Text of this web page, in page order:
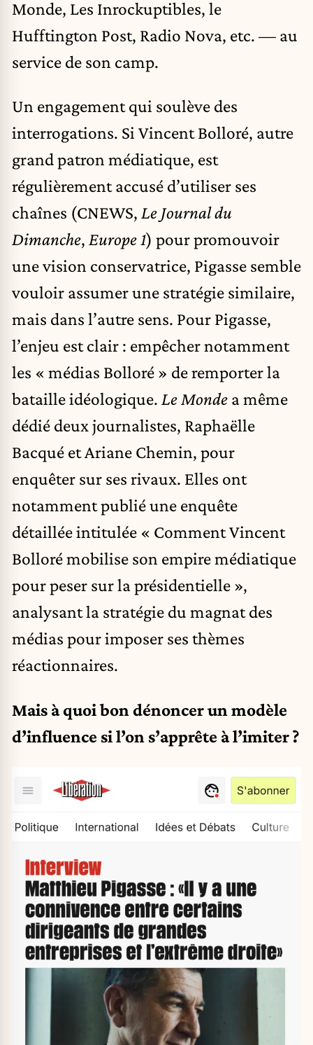
Monde, Les Inrockuptibles, le
Hufftington Post, Radio Nova, etc. — au
service de son camp.
Un engagement qui soulève des
interrogations. Si Vincent Bolloré, autre
grand patron médiatique, est
régulièrement accusé d’utiliser ses
chaînes (CNEWS, Le Journal du
Dimanche, Europe 1) pour promouvoir
une vision conservatrice, Pigasse semble
vouloir assumer une stratégie similaire,
mais dans l’autre sens. Pour Pigasse,
l’enjeu est clair : empêcher notamment
les « médias Bolloré » de remporter la
bataille idéologique. Le Monde a même
dédié deux journalistes, Raphaëlle
Bacqué et Ariane Chemin, pour
enquêter sur ses rivaux. Elles ont
notamment publié une enquête
détaillée intitulée « Comment Vincent
Bolloré mobilise son empire médiatique
pour peser sur la présidentielle »,
analysant la stratégie du magnat des
médias pour imposer ses thèmes
réactionnaires.
Mais à quoi bon dénoncer un modèle
d’influence si l’on s’apprête à l’imiter ?